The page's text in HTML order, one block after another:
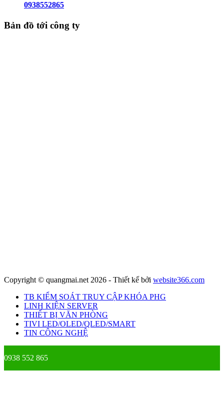
0938552865
Bản đồ tới công ty
Copyright © quangmai.net 2026 - Thiết kế bởi website366.com
TB KIỂM SOÁT TRUY CẬP KHÓA PHG
LINH KIỆN SERVER
THIẾT BỊ VĂN PHÒNG
TIVI LED/OLED/QLED/SMART
TIN CÔNG NGHỆ
0938 552 865